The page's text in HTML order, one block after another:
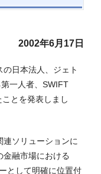
2002年6月17日
日本法人、ジェト
一人者、SWIFT
とを発表しまし
ソリューションに
融市場における
として明確に位置付